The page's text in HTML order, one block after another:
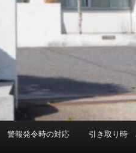
警報発令時の対応 引き取り時